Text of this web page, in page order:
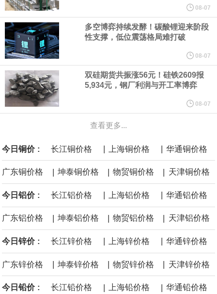
纽约期银突破64美元/盎司，日内涨3.91%。
据报道，威刚近日在法说会上表示，在需求增加、价格走高及货源
稳定的三大有利因素带动下，预期第3季度营运将优于第2季度，并
进一步扩大全年营运成果。
美国国会预算办公室（CBO）于当地时间5日发布报告称，美国海军
计划建造的15艘核动力“特朗普级”（Trump-class）战列舰，从研发
到采购的总费用可能高达2750亿美元，为美国有史以来最昂贵的水
面战舰项目之一。 根据CBO的初步估算，首舰造价约234亿美元，
后续14艘平均每艘约180亿美元。
黄金价格有望录得自今年1月以来最大单周涨幅。油价走弱为金价提
供支撑，同时投资者正等待美国非农就业数据，以寻找美国利率前
景的线索。StoneX高级分析师马特·辛普森表示，中东和平前景改善
08-07
多空博弈持续发酵！碳酸锂迎来阶段
性支撑，低位震荡格局难打破
08-07
双硅期货共振涨56元！硅铁2609报
5,934元，钢厂利润与开工率博弈
08-07
查看更多...
今日铜价 : 长江铜价格 | 上海铜价格 | 华通铜价格
广东铜价格 | 坤泰铜价格 | 物贸铜价格 | 天津铜价格
今日铝价 : 长江铝价格 上海铝价格 华通铝价格
广东铝价格 | 坤泰铝价格 | 物贸铝价格 | 天津铝价格
今日锌价 : 长江锌价格 上海锌价格 华通锌价格
广东锌价格 | 坤泰锌价格 | 物贸锌价格 | 天津锌价格
今日铅价 : 长江铅价格 | 上海铅价格 | 华通铅价格